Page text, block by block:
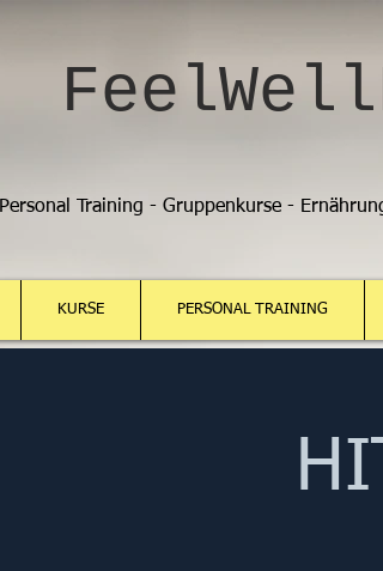
Personal Training - Gruppenkurse -
KURSE PERSONAL TRAINING